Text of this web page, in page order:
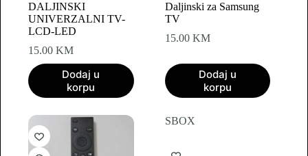
DALJINSKI
UNIVERZALNI TV-
LCD-LED
15.00 KM
Dodaj u
korpu
Daljinski za Samsung
TV
15.00 KM
Dodaj u
korpu
SBOX